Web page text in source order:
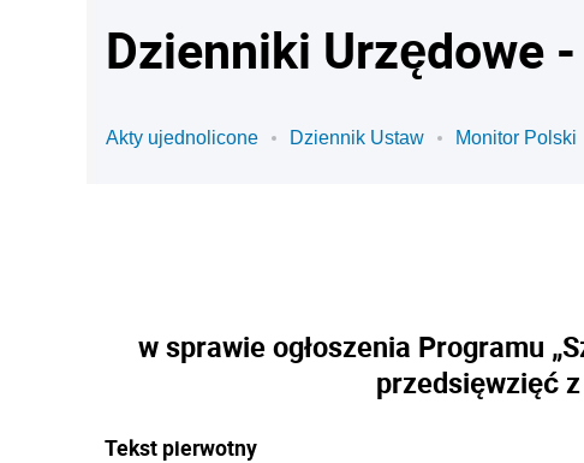
Dzienniki Urzędowe
Akty ujednolicone Dziennik Ustaw Monitor Polski
w sprawie ogłoszenia Programu
przedsięwzięć
Tekst pierwotny